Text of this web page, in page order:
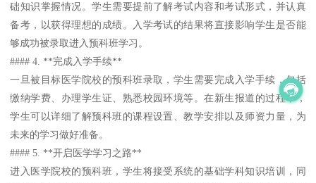
础知识掌握情况。学生需要提前了解考试内容和考试形式，并认真
备考，以获得理想的成绩。入学考试的结果将直接影响学生是否能
够成功被录取进入预科班学习。
#### 4. **完成入学手续**
一旦被目标医学院校的预科班录取，学生需要完成入学手续，包括
缴纳学费、办理学生证、熟悉校园环境等。在新生报道的过程中，
学生可以详细了解预科班的课程设置、教学安排以及师资力量，为
未来的学习做好准备。
#### 5. **开启医学学习之路**
进入医学院校的预科班，学生将接受系统的基础学科知识培训，同